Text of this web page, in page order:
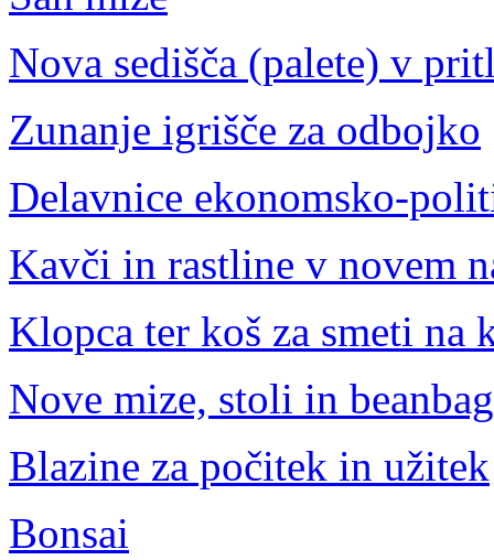
Nova sedišča (palete) v
Zunanje igrišče za odbojko
Delavnice ekonomsko-
Kavči in rastline v novem
Klopca ter koš za smeti na
Nove mize, stoli in
Blazine za počitek in užitek
Bonsai